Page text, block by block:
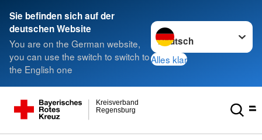
Sie befinden sich auf der
deutschen Website
You are on the German website,
you can use the switch to switch to
the English one
Sprache wechseln zu
Alles klar
Regensburg
Kreisverband